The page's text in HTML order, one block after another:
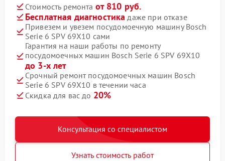
Стоимость ремонта от 810 руб.
Бесплатная диагностика даже при отказе
Привезем и увезем посудомоечную машину Bosch
Serie 6 SPV 69X10 сами
Гарантия на наши работы по ремонту
посудомоечных машин Bosch Serie 6 SPV 69X10
до 3-х лет
Срочный ремонт посудомоечных машин Bosch
Serie 6 SPV 69X10 в течении часа
Скидка для вас до 20%
Консультация со специалистом
Узнать стоимость работ